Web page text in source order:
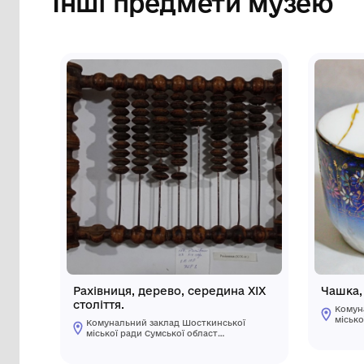
Сторінка музею
Інші предмети